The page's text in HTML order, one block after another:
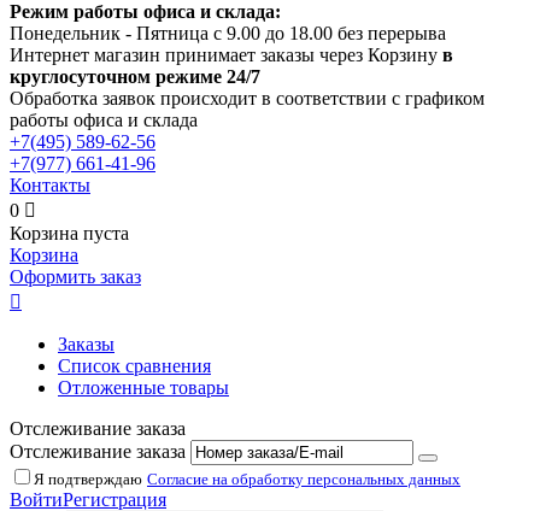
Режим работы офиса и склада:
Понедельник - Пятница с 9.00 до 18.00 без перерыва
Интернет магазин принимает заказы через Корзину в
круглосуточном режиме 24/7
Обработка заявок происходит в соответствии с графиком
работы офиса и склада
+7(495) 589-62-56
+7(977) 661-41-96
Контакты
0 
Корзина пуста
Корзина
Оформить заказ

Заказы
Список сравнения
Отложенные товары
Отслеживание заказа
Отслеживание заказа
Я подтверждаю Согласие на обработку персональных данных
ВойтиРегистрация